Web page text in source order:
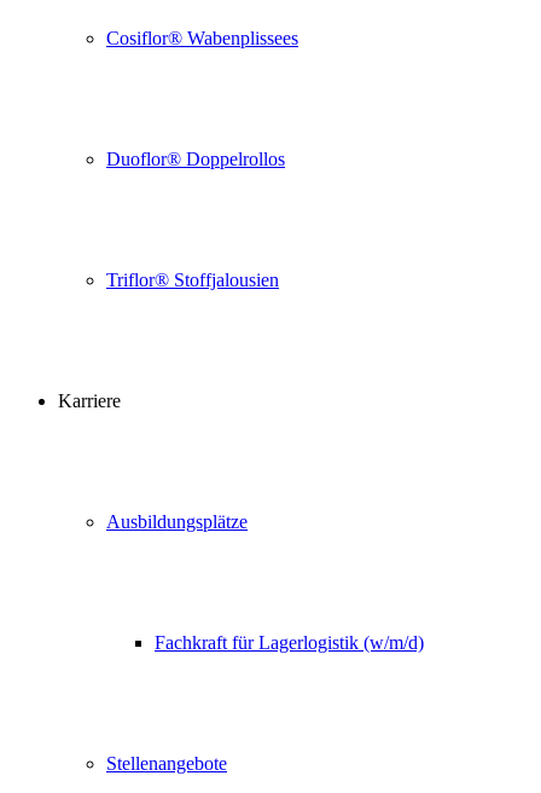
Cosiflor® Wabenplissees
Duoflor® Doppelrollos
Triflor® Stoffjalousien
Karriere
Ausbildungsplätze
Fachkraft für Lagerlogistik (w/m/d)
Stellenangebote